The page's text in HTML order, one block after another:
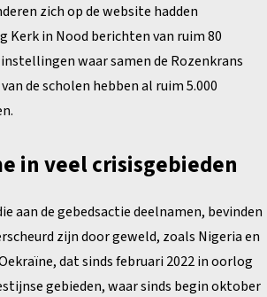
zich op de website hadden
Kerk in Nood berichten van ruim 80
waar samen de Rozenkrans
de scholen hebben al ruim 5.000
in veel crisisgebieden
aan de gebedsactie deelnamen, bevinden
zijn door geweld, zoals Nigeria en
dat sinds februari 2022 in oorlog
gebieden, waar sinds begin oktober